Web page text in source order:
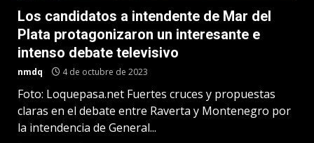
Los candidatos a intendente de Mar del
Plata protagonizaron un interesante e
intenso debate televisivo
nmdq 4 de octubre de 2023
Foto: Loquepasa.net Fuertes cruces y propuestas
claras en el debate entre Raverta y Montenegro por
la intendencia de General...